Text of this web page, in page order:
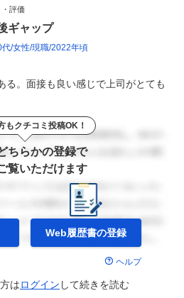
評価
ギャップ
代 女性 現職 2022年頃
る。面接も良い感じで上司がとても
もクチコミ投稿OK！
ちらかの登録で
覧いただけます
Web履歴書の登録
ヘルプ
はログイン して続きを読む